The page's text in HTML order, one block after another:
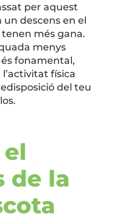
per aquest
descens en el
més gana.
menys
fonamental,
física
del teu
de la